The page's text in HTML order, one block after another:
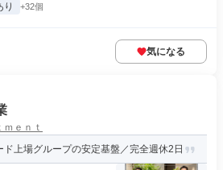
り +32個
気になる
ｅｎｔ
上場グループの安定基盤／完全週休2日